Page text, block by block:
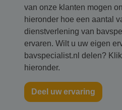
van onze klanten mogen
hieronder hoe een aantal
dienstverlening van
ervaren. Wilt u uw eigen
bavspecialist.nl delen?
hieronder.
Deel uw ervaring